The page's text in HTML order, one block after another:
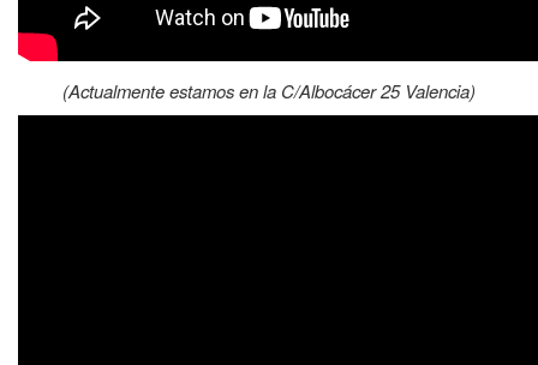
(Actualmente estamos en la C/Albocácer 25 Valencia)